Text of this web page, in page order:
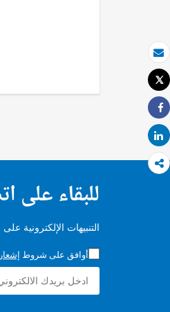
بريد الكتروني
طباعة
Tweet
Share
Share
للبقاء
التنبيهات الإلكترونية على Project P064595
أوافق على شروط